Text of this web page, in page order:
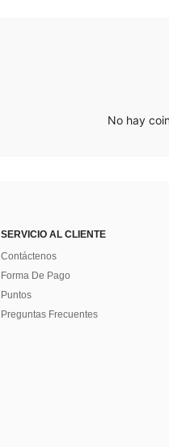
No hay
SERVICIO AL CLIENTE
Contáctenos
Forma De Pago
Puntos
Preguntas Frecuentes